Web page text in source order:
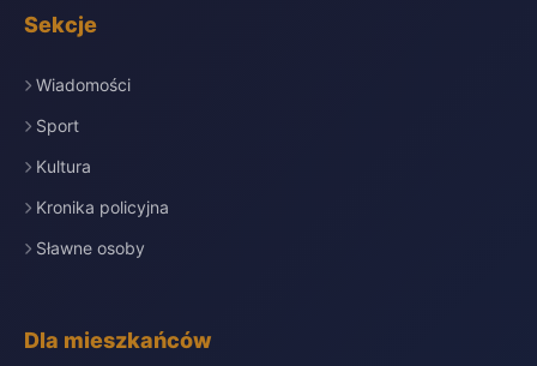
Sekcje
Wiadomości
Sport
Kultura
Kronika policyjna
Sławne osoby
Dla mieszkańców